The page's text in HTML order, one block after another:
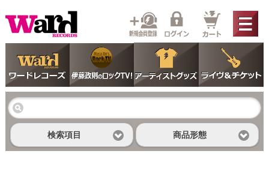
検索項目 商品形態